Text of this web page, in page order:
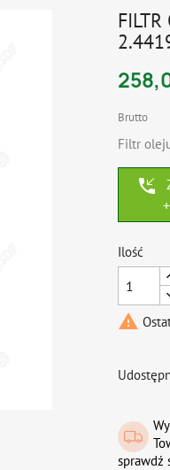
FILTR
Brutto
Filtr
phone_callback
Ilość

sprawdź